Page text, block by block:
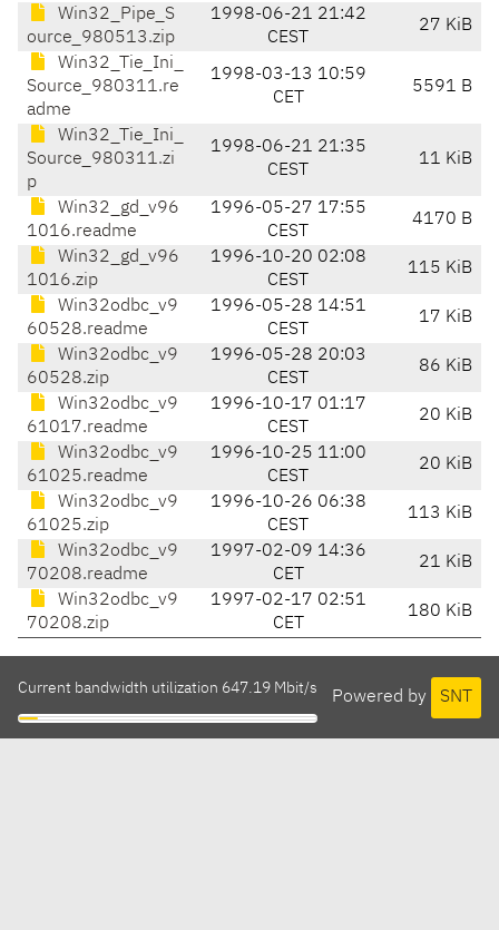
Win32_Pipe_S
ource_980513.zip
1998-06-21 21:42
CEST
27 KiB
Win32_Tie_Ini_
Source_980311.re
adme
1998-03-13 10:59
CET
5591 B
Win32_Tie_Ini_
Source_980311.zi
p
1998-06-21 21:35
CEST
11 KiB
Win32_gd_v96
1016.readme
1996-05-27 17:55
CEST
4170 B
Win32_gd_v96
1016.zip
1996-10-20 02:08
CEST
115 KiB
Win32odbc_v9
60528.readme
1996-05-28 14:51
CEST
17 KiB
Win32odbc_v9
60528.zip
1996-05-28 20:03
CEST
86 KiB
Win32odbc_v9
61017.readme
1996-10-17 01:17
CEST
20 KiB
Win32odbc_v9
61025.readme
1996-10-25 11:00
CEST
20 KiB
Win32odbc_v9
61025.zip
1996-10-26 06:38
CEST
113 KiB
Win32odbc_v9
70208.readme
1997-02-09 14:36
CET
21 KiB
Win32odbc_v9
70208.zip
1997-02-17 02:51
CET
180 KiB
Powered by SNT
Current bandwidth utilization 647.19 Mbit/s